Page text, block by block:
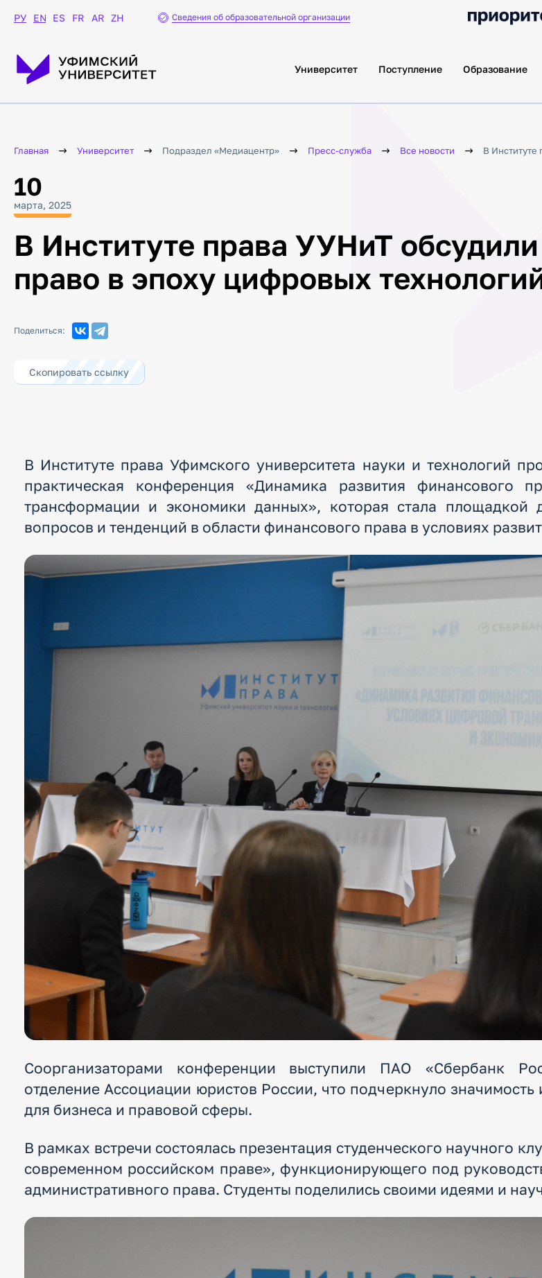
РУ EN ES FR AR ZH Сведения об образовательной организации
Университет Поступление Образование
Главная Университет Подраздел «Медиацентр» Пресс-служба Все новости В Институте
10
марта, 2025
В Институте права УУНиТ
право в эпоху цифровых
Поделиться:
Скопировать ссылку
В Институте права Уфимского университета науки и технологий
практическая конференция «Динамика развития финансового
трансформации и экономики данных», которая стала площадкой
вопросов и тенденций в области финансового права в условиях
Соорганизаторами конференции выступили ПАО «Сбербанк
отделение Ассоциации юристов России, что подчеркнуло значимость
для бизнеса и правовой сферы.
В рамках встречи состоялась презентация студенческого научного
современном российском праве», функционирующего под
административного права. Студенты поделились своими идеями и